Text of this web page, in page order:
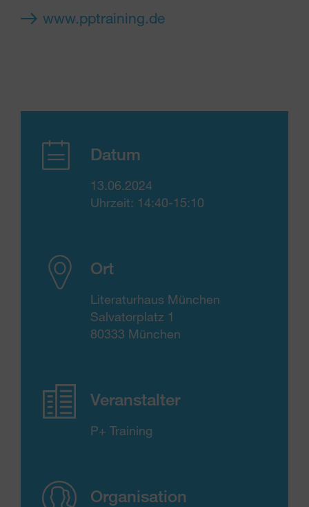
www.pptraining.de
Datum
13.06.2024
Uhrzeit: 14:40-15:10
Ort
Literaturhaus München
Salvatorplatz 1
80333 München
Veranstalter
P+ Training
Organisation